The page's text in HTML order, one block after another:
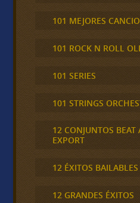
101 MEJORES
101 ROCK N ROLL
101 SERIES
101 STRINGS
12 CONJUNTOS BEAT
EXPORT
12 ÉXITOS BAILABLES
12 GRANDES ÉXITOS